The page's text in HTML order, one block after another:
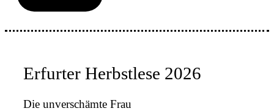
Erfurter Herbstlese 2026
Die unverschämte Frau